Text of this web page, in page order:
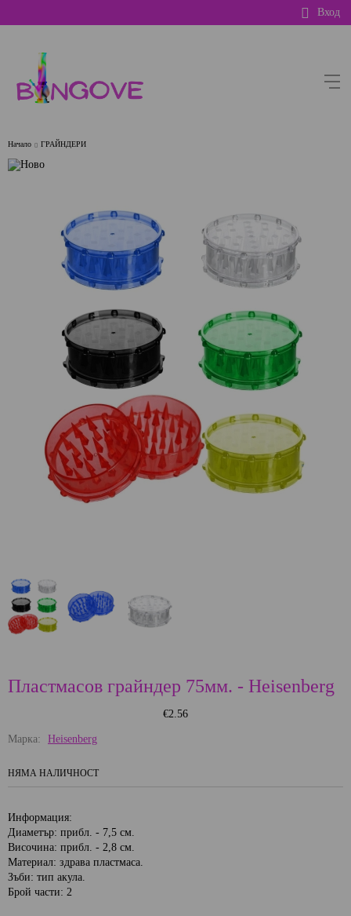
Вход
Начало ГРАЙНДЕРИ
Пластмасов грайндер 75мм. - Heisenberg
€2.56
Марка: Heisenberg
НЯМА НАЛИЧНОСТ
Информация:
Диаметър: прибл. - 7,5 см.
Височина: прибл. - 2,8 см.
Материал: здрава пластмаса.
Зъби: тип акула.
Брой части: 2